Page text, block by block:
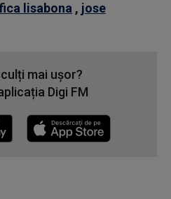
lisabona , jose
mai ușor?
Digi FM